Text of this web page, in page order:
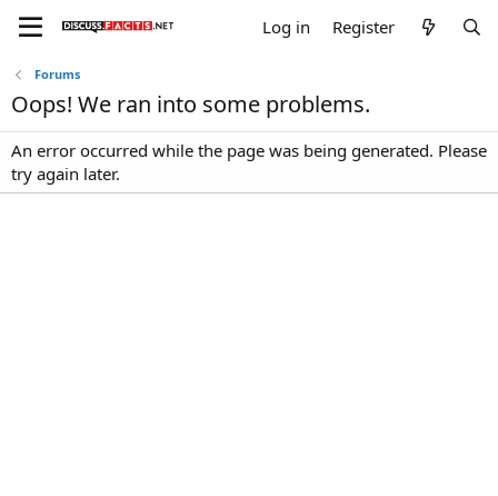
Log in Register
Forums
Oops! We ran into some problems.
An error occurred while the page was being generated. Please
try again later.